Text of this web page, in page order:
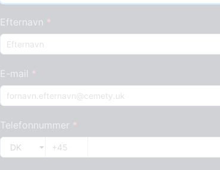
Efternavn
E-mail
Telefonnummer
DK